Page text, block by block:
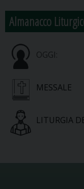
Almanacco
OGGI:
MESSALE
LITURGIA